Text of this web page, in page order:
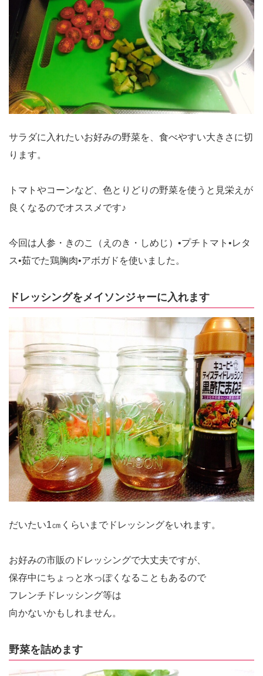
サラダに入れたいお好みの野菜を、食べやすい大きさに切
ります。
トマトやコーンなど、色とりどりの野菜を使うと見栄えが
良くなるのでオススメです♪
今回は人参・きのこ（えのき・しめじ）•プチトマト•レタ
ス•茹でた鶏胸肉•アボガドを使いました。
ドレッシングをメイソンジャーに入れます
だいたい1㎝くらいまでドレッシングをいれます。
お好みの市販のドレッシングで大丈夫ですが、
保存中にちょっと水っぽくなることもあるので
フレンチドレッシング等は
向かないかもしれません。
野菜を詰めます